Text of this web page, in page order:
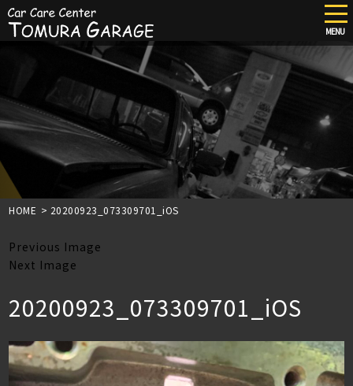
content
MENU
HOME > 20200923_073309701_iOS
Previous Image
Next Image
20200923_073309701_iOS